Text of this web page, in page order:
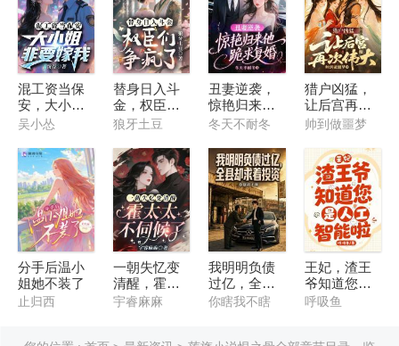
混工资当保
安，大小姐
非要嫁我
吴小怂
替身日入斗
金，权臣们
争疯了
狼牙土豆
丑妻逆袭，
惊艳归来他
跪求复婚
冬天不耐冬
猎户凶猛，
让后宫再次
伟大
帅到做噩梦
分手后温小
姐她不装了
止归西
一朝失忆变
清醒，霍太
太不伺候了
宇睿麻麻
我明明负债
过亿，全县
却求着投资
你瞎我不瞎
王妃，渣王
爷知道您是
人工智能啦
呼吸鱼